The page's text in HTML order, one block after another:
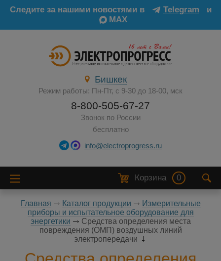
Следите за нашими новостями в Telegram
и
MAX
Бишкек
Режим работы: Пн-Пт, с 9-30 до 18-00, мск
8-800-505-67-27
Звонок по России
бесплатно
info@electroprogress.ru
Корзина 0
Главная Каталог продукции
Измерительные
приборы и испытательное оборудование для
энергетики
Средства определения места
повреждения (ОМП) воздушных линий
электропередачи